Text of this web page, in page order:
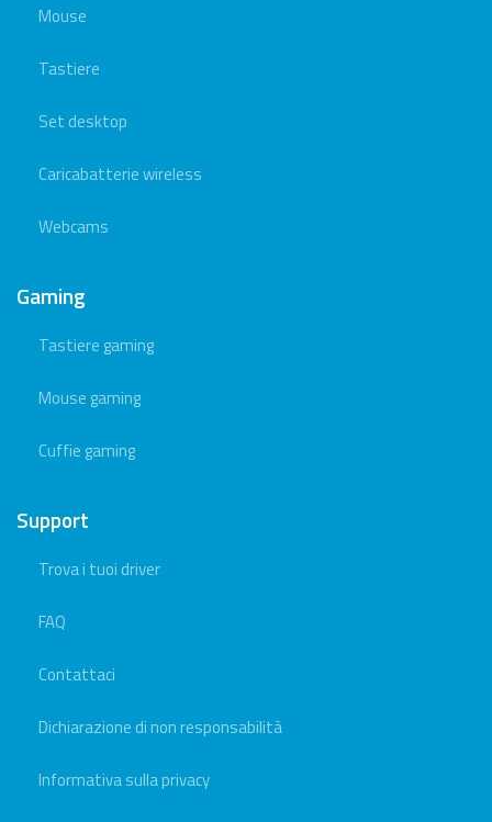
Mouse
Tastiere
Set desktop
Caricabatterie wireless
Webcams
Gaming
Tastiere gaming
Mouse gaming
Cuffie gaming
Support
Trova i tuoi driver
FAQ
Contattaci
Dichiarazione di non responsabilità
Informativa sulla privacy